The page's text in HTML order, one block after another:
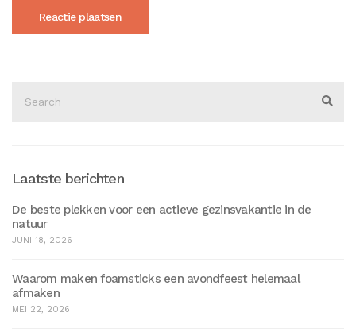
for:
Laatste berichten
De beste plekken voor een actieve gezinsvakantie in de
natuur
JUNI 18, 2026
Waarom maken foamsticks een avondfeest helemaal
afmaken
MEI 22, 2026